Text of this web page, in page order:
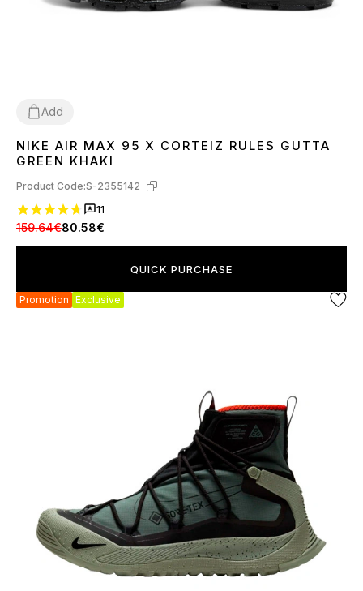
Add
3839 42 43 4445
NIKE AIR MAX 95 X CORTEIZ RULES GUTTA
GREEN KHAKI
Product Code:S-2355142
11
159.64€80.58€
QUICK PURCHASE
Promotion Exclusive